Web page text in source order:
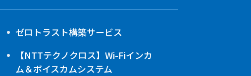
ゼロトラスト構築サービス
【NTTテクノクロス】Wi-Fiインカ
ム＆ボイスカムシステム